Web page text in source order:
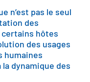
n’est pas le seul
des
certains hôtes
des usages
humaines
dynamique des